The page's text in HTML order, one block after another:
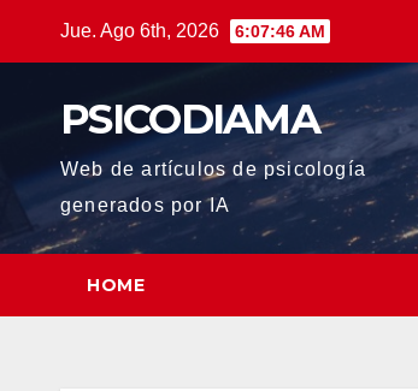
Jue. Ago 6th, 2026 6:07:47 AM
PSICODIAMA
Web de artículos de psicología
generados por IA
HOME